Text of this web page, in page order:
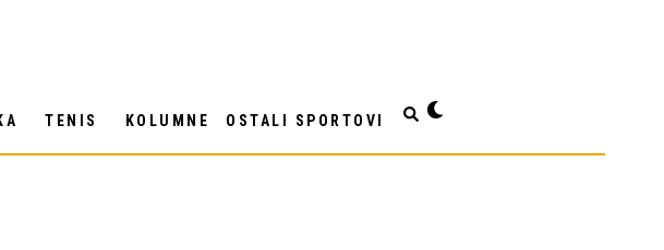
TENIS KOLUMNE OSTALI SPORTOVI